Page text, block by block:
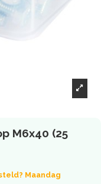
M6x40 (25
Maandag